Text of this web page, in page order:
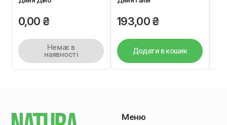
0,00 ₴
Немає в
наявності
193,00₴
Додати в кошик
Меню